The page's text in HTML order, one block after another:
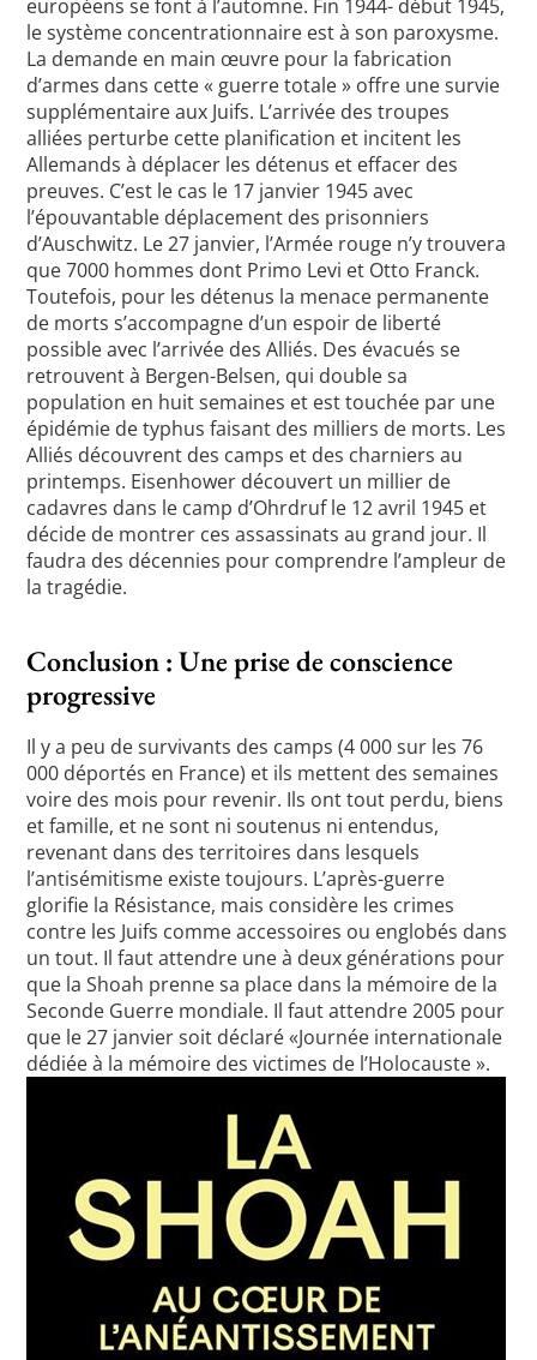
européens se font à l’automne. Fin 1944- début 1945,
le système concentrationnaire est à son paroxysme.
La demande en main œuvre pour la fabrication
d’armes dans cette « guerre totale » offre une survie
supplémentaire aux Juifs. L’arrivée des troupes
alliées perturbe cette planification et incitent les
Allemands à déplacer les détenus et effacer des
preuves. C’est le cas le 17 janvier 1945 avec
l’épouvantable déplacement des prisonniers
d’Auschwitz. Le 27 janvier, l’Armée rouge n’y trouvera
que 7000 hommes dont Primo Levi et Otto Franck.
Toutefois, pour les détenus la menace permanente
de morts s’accompagne d’un espoir de liberté
possible avec l’arrivée des Alliés. Des évacués se
retrouvent à Bergen-Belsen, qui double sa
population en huit semaines et est touchée par une
épidémie de typhus faisant des milliers de morts. Les
Alliés découvrent des camps et des charniers au
printemps. Eisenhower découvert un millier de
cadavres dans le camp d’Ohrdruf le 12 avril 1945 et
décide de montrer ces assassinats au grand jour. Il
faudra des décennies pour comprendre l’ampleur de
la tragédie.
Conclusion : Une prise de conscience
progressive
Il y a peu de survivants des camps (4 000 sur les 76
000 déportés en France) et ils mettent des semaines
voire des mois pour revenir. Ils ont tout perdu, biens
et famille, et ne sont ni soutenus ni entendus,
revenant dans des territoires dans lesquels
l’antisémitisme existe toujours. L’après-guerre
glorifie la Résistance, mais considère les crimes
contre les Juifs comme accessoires ou englobés dans
un tout. Il faut attendre une à deux générations pour
que la Shoah prenne sa place dans la mémoire de la
Seconde Guerre mondiale. Il faut attendre 2005 pour
que le 27 janvier soit déclaré «Journée internationale
dédiée à la mémoire des victimes de l’Holocauste ».